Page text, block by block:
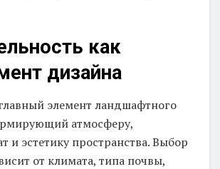
как
дизайна
элемент ландшафтного
атмосферу,
и эстетику пространства. Выбор
от климата, типа почвы,